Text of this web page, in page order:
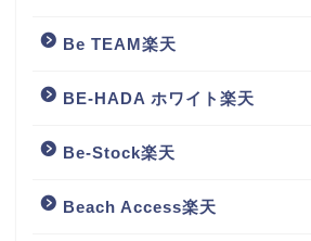
Be TEAM楽天
BE-HADA ホワイト楽天
Be-Stock楽天
Beach Access楽天